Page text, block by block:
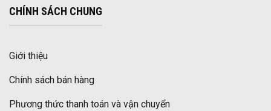
CHÍNH SÁCH CHUNG
Giới thiệu
Chính sách bán hàng
Phương thức thanh toán và vận chuyển